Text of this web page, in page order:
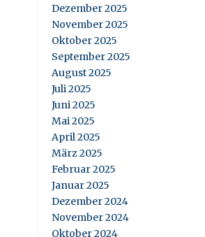
Dezember 2025
November 2025
Oktober 2025
September 2025
August 2025
Juli 2025
Juni 2025
Mai 2025
April 2025
März 2025
Februar 2025
Januar 2025
Dezember 2024
November 2024
Oktober 2024